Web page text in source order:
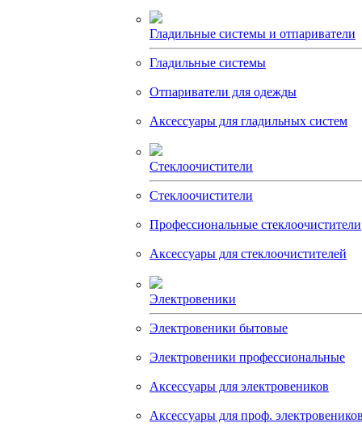
Гладильные системы и отпариватели
Гладильные системы
Отпариватели для одежды
Аксессуары для гладильных систем
Стеклоочистители
Стеклоочистители
Профессиональные стеклоочистители
Аксессуары для стеклоочистителей
Электровеники
Электровеники бытовые
Электровеники профессиональные
Аксессуары для электровеников
Аксессуары для проф.